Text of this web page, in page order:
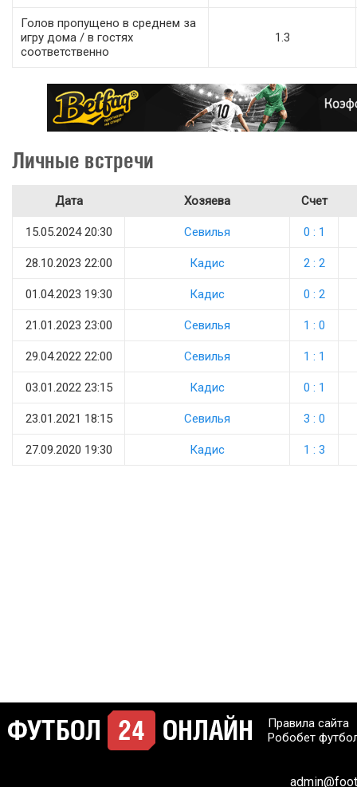
Голов пропущено в среднем за
игру дома / в гостях
соответственно
1.3
Личные встречи
Дата Хозяева Счет
15.05.2024 20:30 Севилья 0 : 1
28.10.2023 22:00 Кадис 2 : 2
01.04.2023 19:30 Кадис 0 : 2
21.01.2023 23:00 Севилья 1 : 0
29.04.2022 22:00 Севилья 1 : 1
03.01.2022 23:15 Кадис 0 : 1
23.01.2021 18:15 Севилья 3 : 0
27.09.2020 19:30 Кадис 1 : 3
Правила сайта
Робобет